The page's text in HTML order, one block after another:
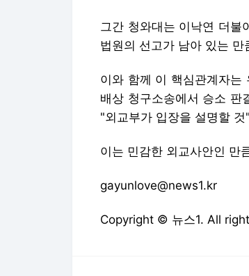
그간 청와대는 이낙연 더불
법원의 선고가 남아 있는
이와 함께 이 핵심관계자는
배상 청구소송에서 승소 판
"외교부가 입장을 설명할
이는 민감한 외교사안인 만
gayunlove@news1.kr
Copyright © 뉴스1. All